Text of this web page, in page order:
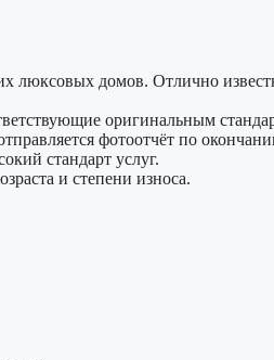
люксовых домов. Отлично
оригинальным
фотоотчёт по
стандарт услуг.
и степени износа.